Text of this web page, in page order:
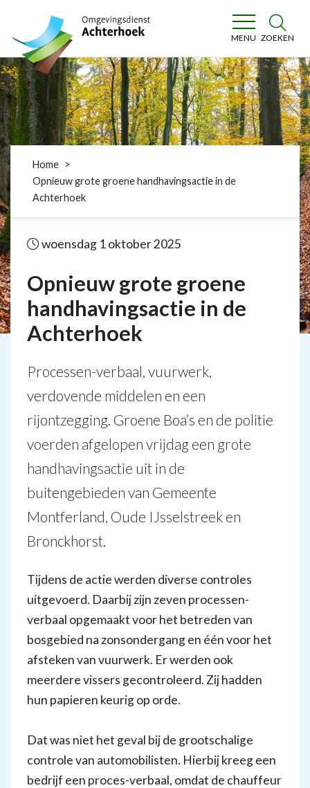
Omgevingsdienst Achterhoek
MENU ZOEKEN
Home
Opnieuw grote groene handhavingsactie in de
Achterhoek
woensdag 1 oktober 2025
Opnieuw grote groene
handhavingsactie in de
Achterhoek
Processen-verbaal, vuurwerk,
verdovende middelen en een
rijontzegging. Groene Boa’s en de politie
voerden afgelopen vrijdag een grote
handhavingsactie uit in de
buitengebieden van Gemeente
Montferland, Oude IJsselstreek en
Bronckhorst.
Tijdens de actie werden diverse controles
uitgevoerd. Daarbij zijn zeven processen-
verbaal opgemaakt voor het betreden van
bosgebied na zonsondergang en één voor het
afsteken van vuurwerk. Er werden ook
meerdere vissers gecontroleerd. Zij hadden
hun papieren keurig op orde.
Dat was niet het geval bij de grootschalige
controle van automobilisten. Hierbij kreeg een
bedrijf een proces-verbaal, omdat de chauffeur